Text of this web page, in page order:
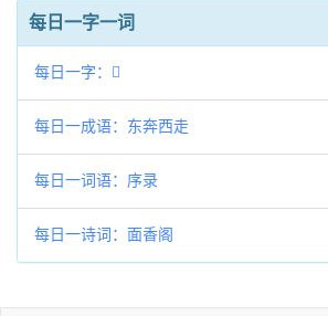
每日一字一词
每日一字：𠈅
每日一成语：东奔西走
每日一词语：序录
每日一诗词：面香阁